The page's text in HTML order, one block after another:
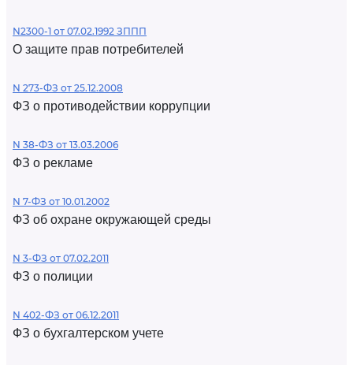
N2300-1 от 07.02.1992 ЗППП
О защите прав потребителей
N 273-ФЗ от 25.12.2008
ФЗ о противодействии коррупции
N 38-ФЗ от 13.03.2006
ФЗ о рекламе
N 7-ФЗ от 10.01.2002
ФЗ об охране окружающей среды
N 3-ФЗ от 07.02.2011
ФЗ о полиции
N 402-ФЗ от 06.12.2011
ФЗ о бухгалтерском учете